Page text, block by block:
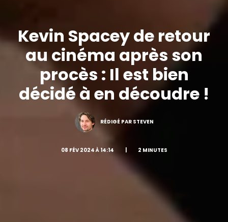
Kevin Spacey de retour
au cinéma après son
procès : Il est bien
décidé à en découdre !
RÉDIGÉ PAR STEVEN
08 FÉV 2024 À 14:14 2 MINUTES